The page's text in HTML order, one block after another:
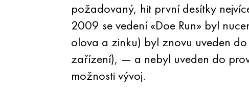
požadovaný, hit první desítky
2009 se vedení «Doe Run» byl
olova a zinku) byl znovu uveden
zařízení), — a nebyl uveden do
možnosti vývoj.